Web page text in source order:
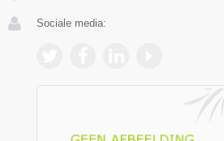
Sociale media: